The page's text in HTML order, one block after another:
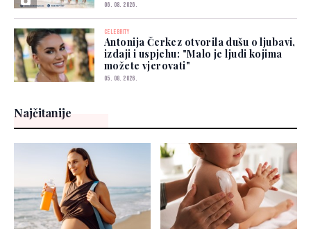
06. 08. 2026.
CELEBRITY
Antonija Čerkez otvorila dušu o ljubavi,
izdaji i uspjehu: "Malo je ljudi kojima
možete vjerovati"
05. 08. 2026.
Najčitanije